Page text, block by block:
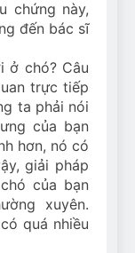
chứng này,
đến bác sĩ
ở chó? Câu
trực tiếp
ta phải nói
của bạn
hơn, nó có
giải pháp
của bạn
xuyên.
quá nhiều